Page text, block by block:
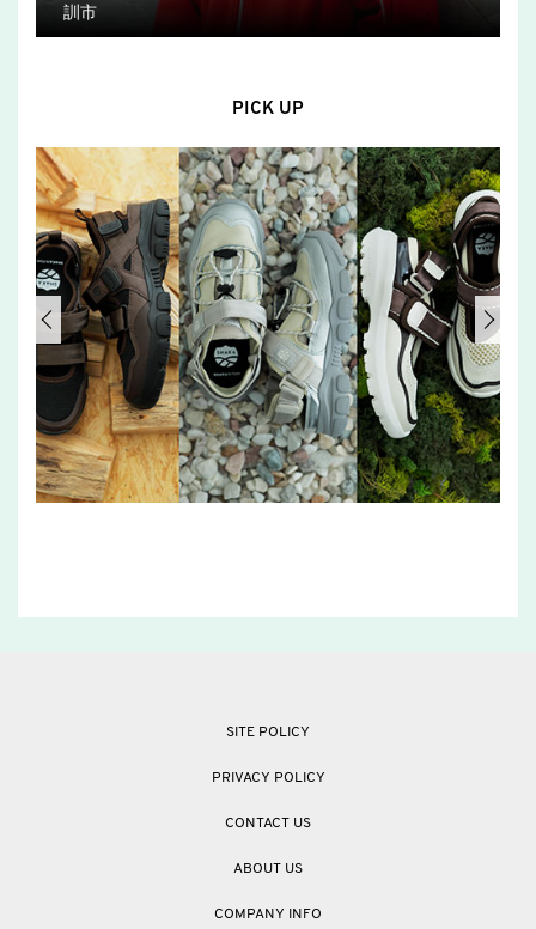
訓市
PICK UP
SITE POLICY
PRIVACY POLICY
CONTACT US
ABOUT US
COMPANY INFO